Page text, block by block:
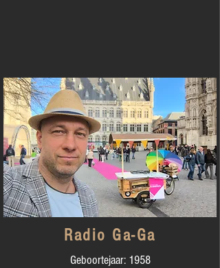
Radio Ga-Ga
Geboortejaar: 1958